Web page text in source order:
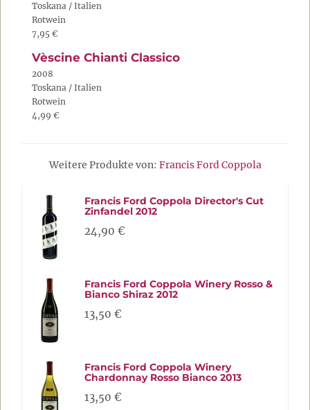
Toskana / Italien
Rotwein
7,95 €
Vèscine Chianti Classico
2008
Toskana / Italien
Rotwein
4,99 €
Weitere Produkte von: Francis Ford Coppola
Francis Ford Coppola Director's Cut
Zinfandel 2012
24,90 €
Francis Ford Coppola Winery Rosso &
Bianco Shiraz 2012
13,50 €
Francis Ford Coppola Winery
Chardonnay Rosso Bianco 2013
13,50 €